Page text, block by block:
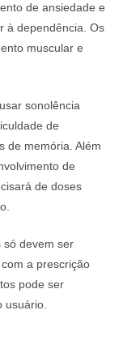
de ansiedade e
à dependência. Os
muscular e
sonolência
de
de memória. Além
de
de doses
só devem ser
a prescrição
pode ser
usuário.